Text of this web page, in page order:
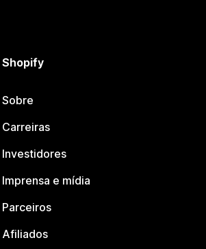
Shopify
Sobre
Carreiras
Investidores
Imprensa e mídia
Parceiros
Afiliados